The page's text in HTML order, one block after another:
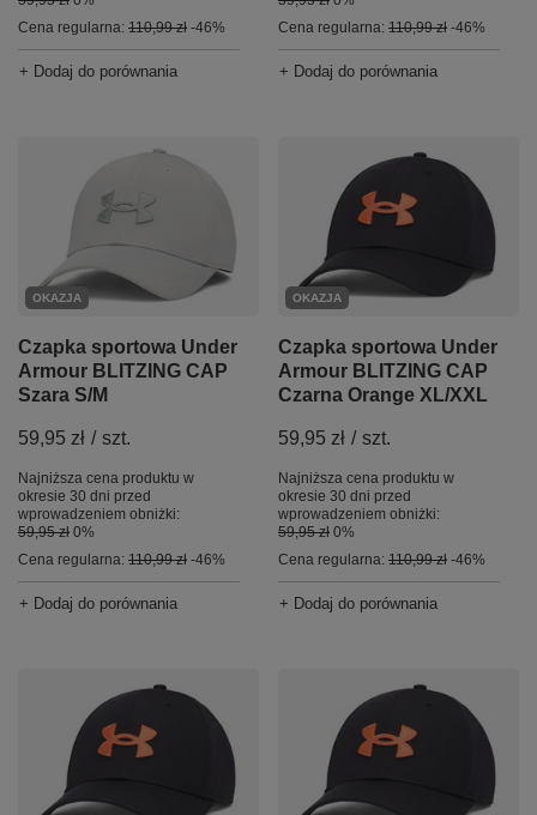
Cena regularna: 110,99 zł -46%
+ Dodaj do porównania
Cena regularna: 110,99 zł -46%
+ Dodaj do porównania
OKAZJA
Czapka sportowa Under
Armour BLITZING CAP
Szara S/M
59,95 zł / szt.
Najniższa cena produktu w
okresie 30 dni przed
wprowadzeniem obniżki:
59,95 zł 0%
Cena regularna: 110,99 zł -46%
+ Dodaj do porównania
OKAZJA
Czapka sportowa Under
Armour BLITZING CAP
Czarna Orange XL/XXL
59,95 zł / szt.
Najniższa cena produktu w
okresie 30 dni przed
wprowadzeniem obniżki:
59,95 zł 0%
Cena regularna: 110,99 zł -46%
+ Dodaj do porównania